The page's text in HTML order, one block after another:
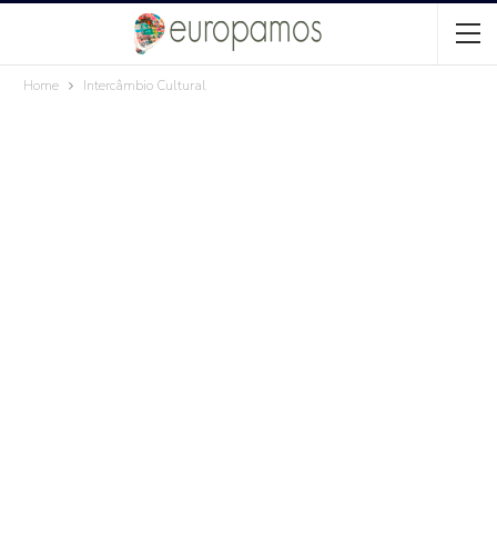
Home Intercâmbio Cultural